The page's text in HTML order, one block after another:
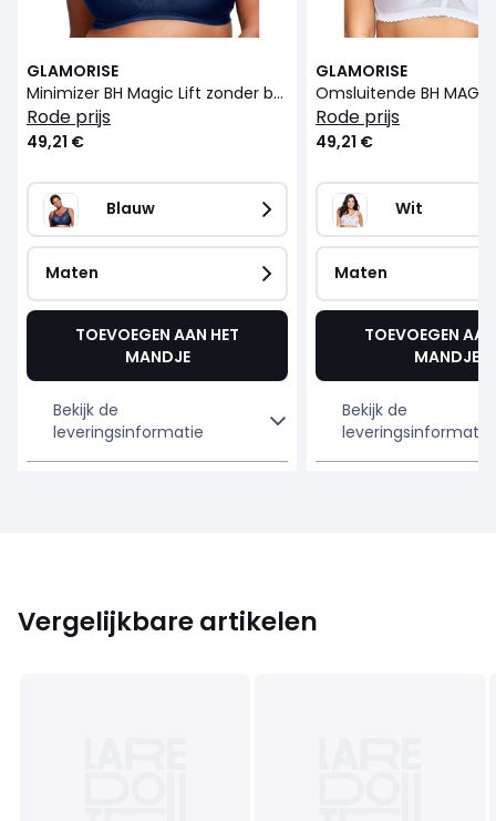
GLAMORISE
Minimizer BH Magic Lift zonder beugels
rode prijs
49,21 €
Blauw
Maten
TOEVOEGEN AAN HET
MANDJE
Bekijk de
leveringsinformatie
GLAMORISE
rode prijs
49,21 €
Wit
Maten
TOEVOEGEN
MANDJE
Bekijk de
leveringsinformatie
Vergelijkbare artikelen